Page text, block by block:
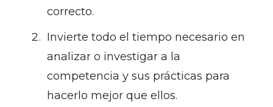
correcto.
Invierte todo el tiempo necesario en
analizar o investigar a la
competencia y sus prácticas para
hacerlo mejor que ellos.